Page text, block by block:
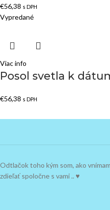
€56,38 s DPH
Vypredané
Viac info
Posol svetla k
€56,38 s DPH
Odtlačok toho kým som, ako
zdieľať spoločne s vami .. ♥